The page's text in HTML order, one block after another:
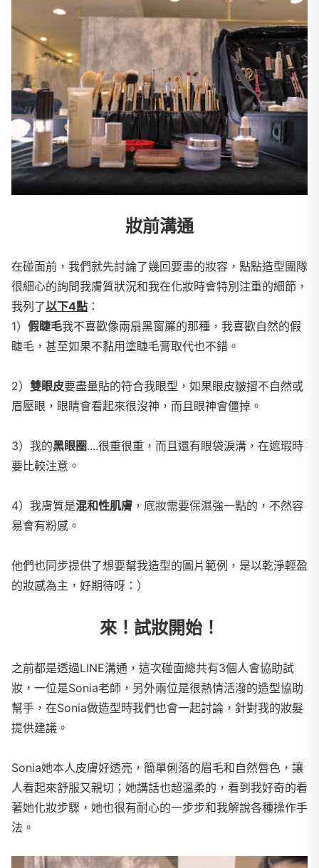
妝前溝通
在碰面前，我們就先討論了幾回要畫的妝容，點點造型團隊
很細心的詢問我膚質狀況和我在化妝時會特別注重的細節，
我列了以下4點 ：
1） 假睫毛我不喜歡像兩扇黑窗簾的那種，我喜歡自然的假
睫毛，甚至如果不黏用塗睫毛膏取代也不錯。
2） 雙眼皮要盡量貼的符合我眼型，如果眼皮皺摺不自然或
眉壓眼，眼睛會看起來很沒神，而且眼神會僵掉。
3）我的黑眼圈....很重很重，而且還有眼袋淚溝，在遮瑕時
要比較注意。
4）我膚質是混和性肌膚 ，底妝需要保濕強一點的，不然容
易會有粉感。
他們也同步提供了想要幫我造型的圖片範例，是以乾淨輕盈
的妝感為主，好期待呀：）
來！試妝開始！
之前都是透過LINE溝通，這次碰面總共有3個人會協助試
妝，一位是Sonia老師，另外兩位是很熱情活潑的造型協助
幫手，在Sonia做造型時我們也會一起討論，針對我的妝髮
提供建議。
Sonia她本人皮膚好透亮，簡單俐落的眉毛和自然唇色，讓
人看起來舒服又親切；她講話也超溫柔的，看到我好奇的看
著她化妝步驟，她也很有耐心的一步步和我解說各種操作手
法。